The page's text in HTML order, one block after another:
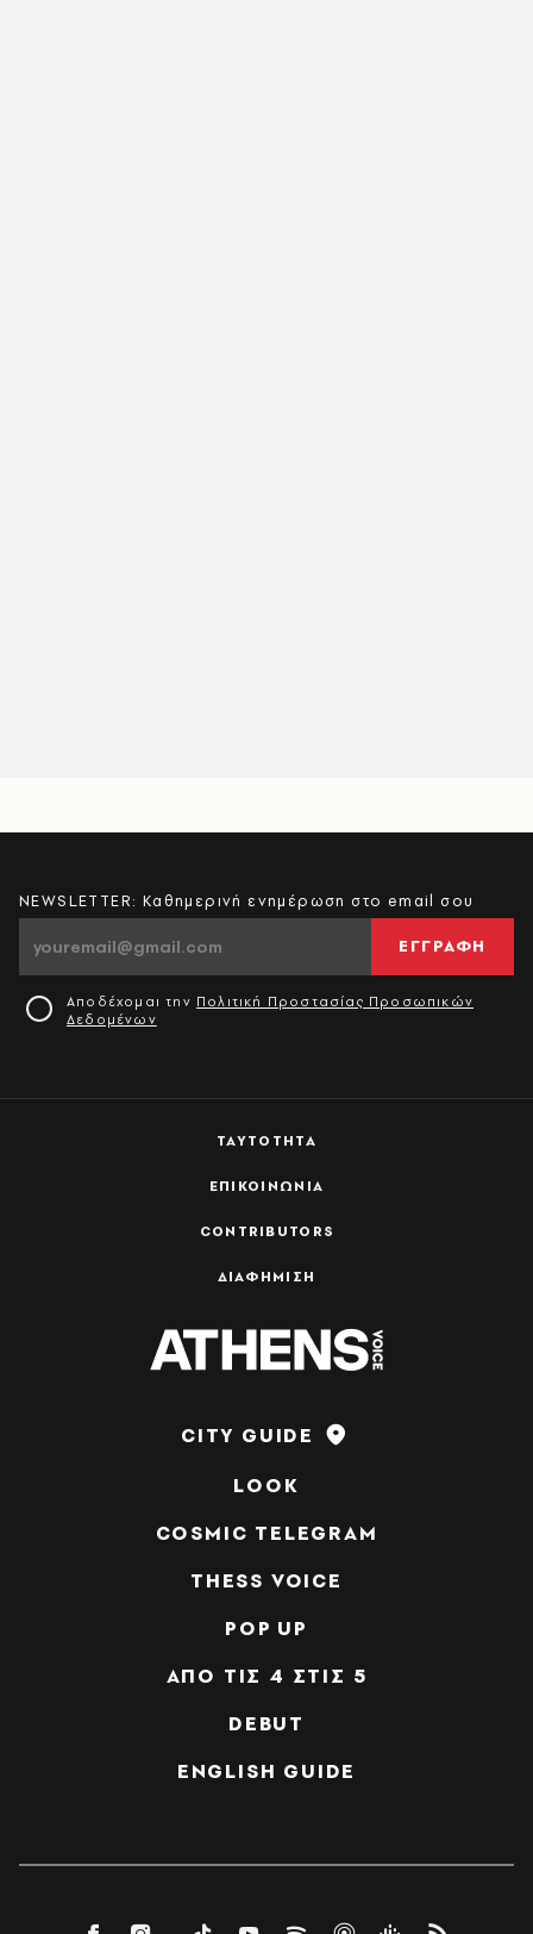
ΤΑΥΤΟΤΗΤΑ
ΕΠΙΚΟΙΝΩΝΙΑ
CONTRIBUTORS
ΔΙΑΦΗΜΙΣΗ
NEWSLETTER: Καθημερινή ενημέρωση στο email σου
ΕΓΓΡΑΦΗ
Αποδέχομαι την Πολιτική Προστασίας Προσωπικών
Δεδομένων
CITY GUIDE
LOOK
COSMIC TELEGRAM
THESS VOICE
POP UP
ΑΠΟ ΤΙΣ 4 ΣΤΙΣ 5
DEBUT
ENGLISH GUIDE